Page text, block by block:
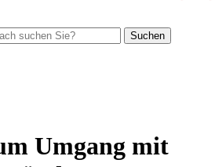
Suchen
Umgang mit